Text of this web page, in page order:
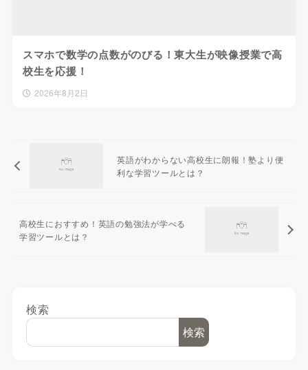
スマホで数学の点数がのびる！東大生が映像授業で高
校生を応援！
2026年8月2日
英語がわからない高校生に朗報！塾より便
利な学習ツールとは？
高校生におすすめ！英語の勉強法が学べる
学習ツールとは？
検索
検索